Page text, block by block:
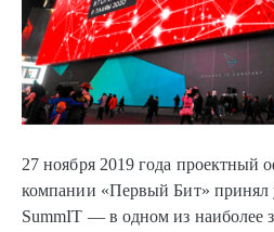
27 ноября 2019 года проектный
компании «Первый Бит» принял
SummIT — в одном из наиболее